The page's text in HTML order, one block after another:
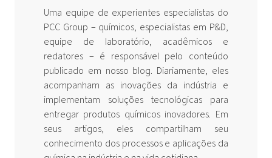
Uma equipe de experientes especialistas do
PCC Group – químicos, especialistas em P&D,
equipe de laboratório, acadêmicos e
redatores – é responsável pelo conteúdo
publicado em nosso blog. Diariamente, eles
acompanham as inovações da indústria e
implementam soluções tecnológicas para
entregar produtos químicos inovadores. Em
seus artigos, eles compartilham seu
conhecimento dos processos e aplicações da